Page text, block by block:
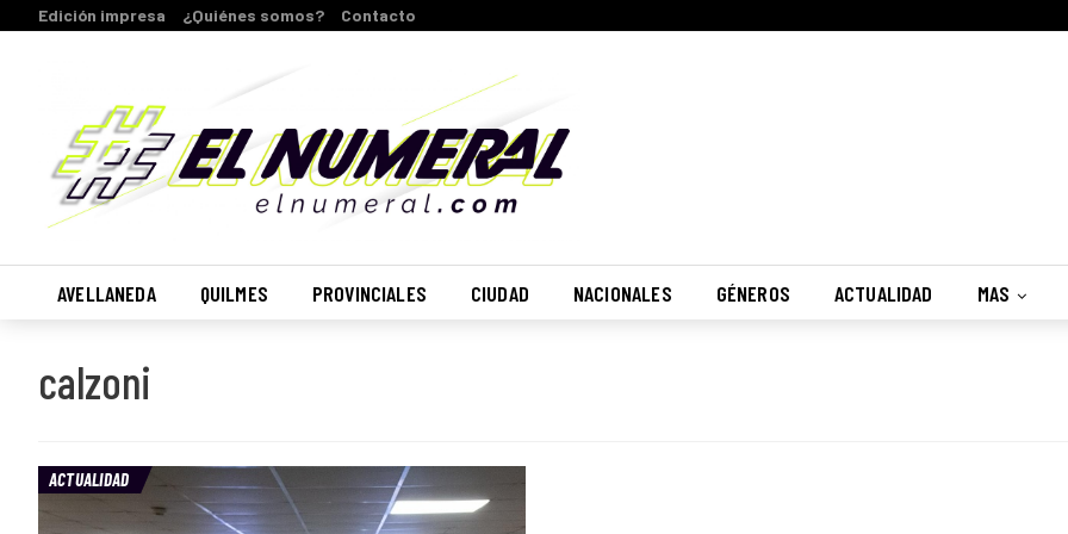
Edición impresa ¿Quiénes somos? Contacto
AVELLANEDA QUILMES PROVINCIALES CIUDAD NACIONALES GÉNEROS ACTUALIDAD MAS
calzoni
ACTUALIDAD